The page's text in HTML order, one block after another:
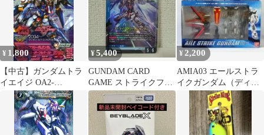
¥ 1,800
【中古】ガンダムトラ
イエイジ OA2-
089[CP]：ストライクフ
リーダムガンダム
¥5,400
GUNDAM CARD
GAME ストライクフリ
ーダム マスターガンダ
ム
¥2,200
AMIA03 エールストラ
イクガンダム（ディア
クティブモード版）